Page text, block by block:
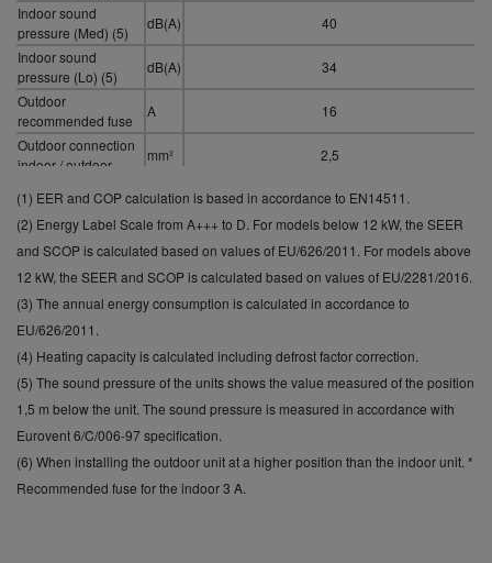
Indoor sound
pressure (Med) (5)
dB(A)
40
Indoor sound
pressure (Lo) (5)
dB(A)
34
Outdoor
recommended fuse
A
16
Outdoor connection
indoor / outdoor
mm²
2,5
/ CO2 Eq.
kg / T 3,40 / 7,0992
(1) EER and COP calculation is based in accordance to EN14511.
(2) Energy Label Scale from A+++ to D. For models below 12 kW, the SEER
and SCOP is calculated based on values of EU/626/2011. For models above
12 kW, the SEER and SCOP is calculated based on values of EU/2281/2016.
(3) The annual energy consumption is calculated in accordance to
EU/626/2011.
(4) Heating capacity is calculated including defrost factor correction.
(5) The sound pressure of the units shows the value measured of the position
1,5 m below the unit. The sound pressure is measured in accordance with
Eurovent 6/C/006-97 specification.
(6) When installing the outdoor unit at a higher position than the indoor unit. *
Recommended fuse for the indoor 3 A.